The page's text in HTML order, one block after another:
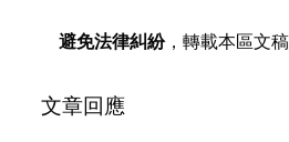
避免法律糾紛，轉載本區文
文章回應